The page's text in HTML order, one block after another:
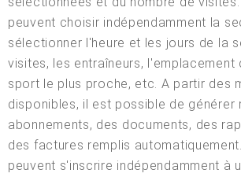
peuvent choisir indépendamment la
sélectionner l'heure et les jours de la
visites, les entraîneurs, l'emplacement
sport le plus proche, etc. A partir des
disponibles, il est possible de générer
abonnements, des documents, des
des factures remplis
peuvent s'inscrire indépendamment à